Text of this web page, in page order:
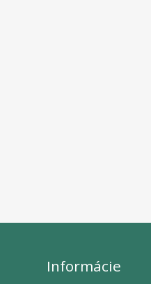
Informácie